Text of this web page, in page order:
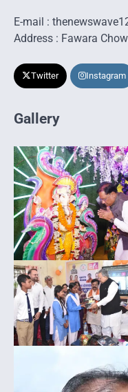
E-mail :
Address : Fawara
Twitter Instagram
Gallery